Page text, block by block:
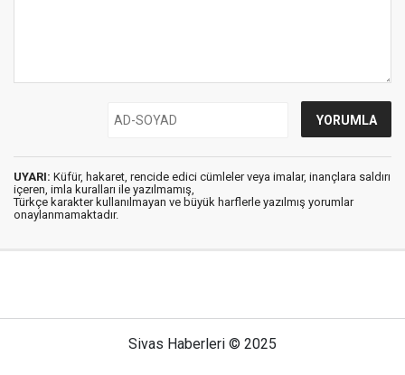
UYARI: Küfür, hakaret, rencide edici cümleler veya imalar, inançlara saldırı
içeren, imla kuralları ile yazılmamış,
Türkçe karakter kullanılmayan ve büyük harflerle yazılmış yorumlar
onaylanmamaktadır.
Sivas Haberleri © 2025